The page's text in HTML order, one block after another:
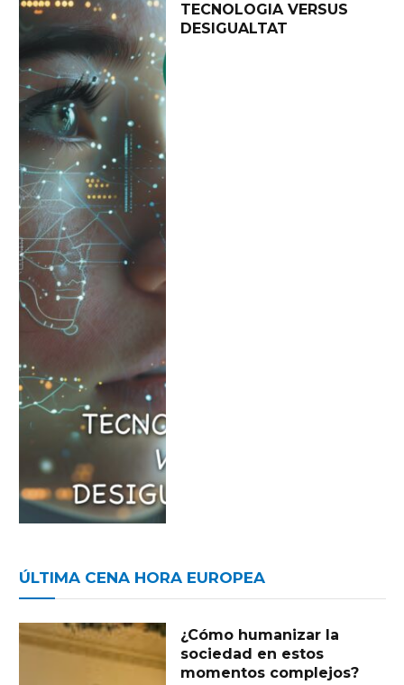
TECNOLOGIA VERSUS
DESIGUALTAT
ÚLTIMA CENA HORA EUROPEA
¿Cómo humanizar la
sociedad en estos
momentos complejos?